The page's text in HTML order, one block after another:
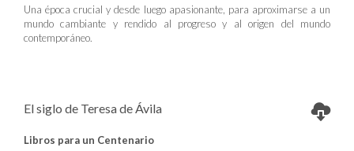
Una época crucial y desde luego apasionante, para aproximarse a un
mundo cambiante y rendido al progreso y al origen del mundo
contemporáneo.
El siglo de Teresa de Ávila
Libros para un Centenario